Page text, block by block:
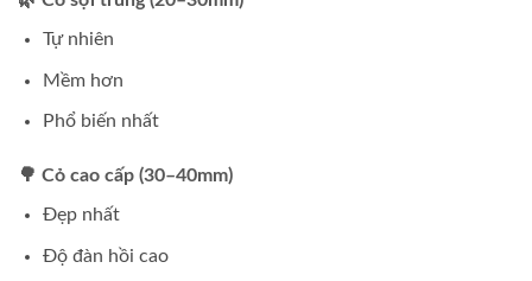
Tự nhiên
Mềm hơn
Phổ biến nhất
🌳 Cỏ cao cấp (30–40mm)
Đẹp nhất
Độ đàn hồi cao